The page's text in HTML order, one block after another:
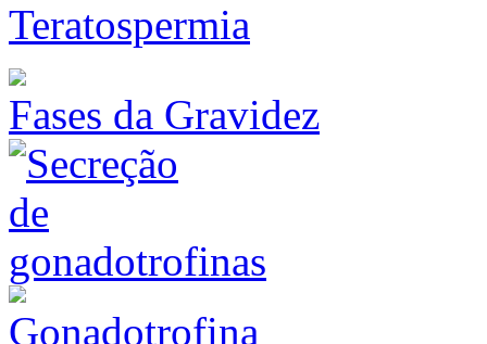
Teratospermia
Fases da Gravidez
Gonadotrofina